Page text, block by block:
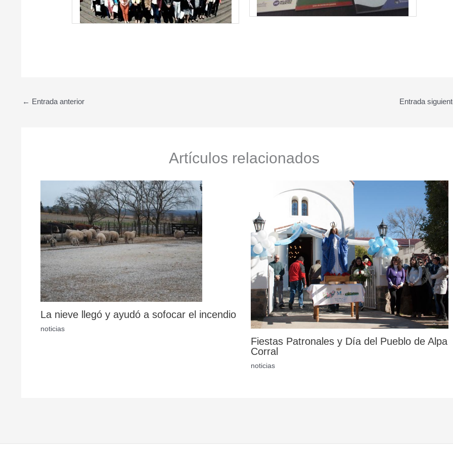
← Entrada anterior Entrada
Artículos relacionados
La nieve llegó y ayudó a sofocar el incendio
noticias
Fiestas Patronales y Día del Pueblo de Alpa
Corral
noticias